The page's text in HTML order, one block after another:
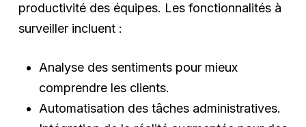
productivité des équipes. Les fonctionnalités à
surveiller incluent :
Analyse des sentiments pour mieux
comprendre les clients.
Automatisation des tâches administratives.